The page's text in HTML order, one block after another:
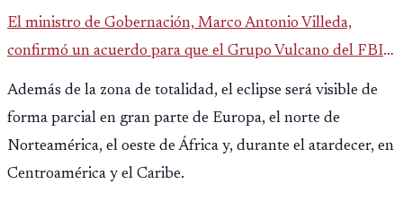
El ministro de Gobernación, Marco Antonio Villeda,
confirmó un acuerdo para que el Grupo Vulcano del FBI
opere en Guatemala a partir de julio, tras un intento
fallido con la administración anterior del Ministerio
Además de la zona de totalidad, el eclipse será visible de
forma parcial en gran parte de Europa, el norte de
Norteamérica, el oeste de África y, durante el atardecer, en
Centroamérica y el Caribe.